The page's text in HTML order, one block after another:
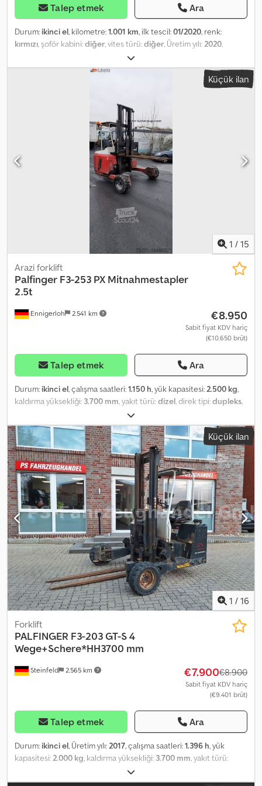
Talep etmek Ara
Durum: ikinci el, kilometre:1.001 km, ilk tescil:01/2020, renk:
kırmızı, şoför kabini:diğer, vites türü:diğer, Üretim yılı:2020,
merkezi kilitleme, vinç, Araç konumu: teslimat
aşamasında / nakil halinde, vinç binanın arkasında, acil durdurma,
cımbız kontrolü, katlanabilir, 2 noktalı hidrolik destek, kablosuz
PK 12.501 SLD5 A, kablosuz uzaktan kumandalı. Yük diyagramı: 3,8 m
- 2900 kg, 5,7 m - 1920 kg, 7,6 m - 1440 kg! Tüm bilgiler, vinç teslimat
aşamasında olduğu için bağlayıcı değildir! AKSESUAR BİLGİLERİ
GARANTİ KAPSAMINDA DEĞİLDİR, değişiklikler, ön satış ve hatalar
mahfuzdur! Crsdpfx Aijzp R Aloref
Küçük ilan
1 / 15
Ennigerloh 2.541 km
Arazi forklift
Palfinger F3-253 PX Mitnahmestapler
2.5t
€8.950
Sabit fiyat KDV hariç
(€10.650 brüt)
Talep etmek Ara
Durum: ikinci el, çalışma saatleri:1.150 h, yük kapasitesi:2.500 kg,
kaldırma yüksekliği: 3.700 mm, yakıt türü:dizel, direk tipi:dupleks,
, vites türü:diğer
1.157 km, ilk tescil:06/2014, süspansiyon:diğer, şoför kabini:diğer,
emisyon sınıfı:hiçbiri, yakıt:dizel, Registration service, inspection
(HU)/safety check (SP)/accident prevention regulation (UVV),
delivery to port Languages: German, Russian, English, Arabic
Truck-mounted forklift Palfinger F3 253 PX 1,153 operating hours
Year of manufacture: 2014 German machine Condition: normal
Cjdpfx Asww Dwboirerf Single owner Hydraulics are leak-free Fully
functional Subject to errors and prior sale.
Küçük ilan
1 / 16
Steinfeld 2.565 km
Forklift
PALFINGER F3-203 GT-S 4
Wege+Schere*HH3700 mm
€7.900€8.900
Sabit fiyat KDV hariç
(€9.401 brüt)
Talep etmek Ara
Durum: ikinci el, Üretim yılı:2017, çalışma saatleri:1.396 h, yük
kapasitesi:2.000 kg, kaldırma yüksekliği: 3.700 mm, yakıt türü:
2.750 mm, Donanım:
Offered is a Palfinger F3-203 GT-S 4-way truck-mounted forklift